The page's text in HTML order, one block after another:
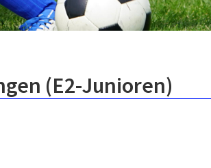
(E2-Junioren)